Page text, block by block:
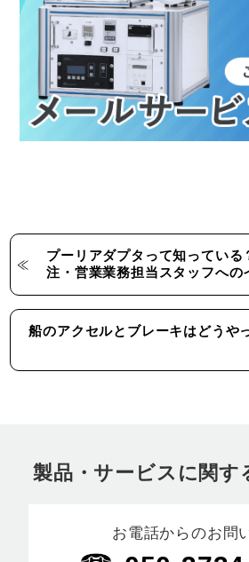
プーリアダプタって知っている
注・営業業務担当スタッフへの
船のアクセルとブレーキはどうや
製品・サービスに関す
お電話からのお問